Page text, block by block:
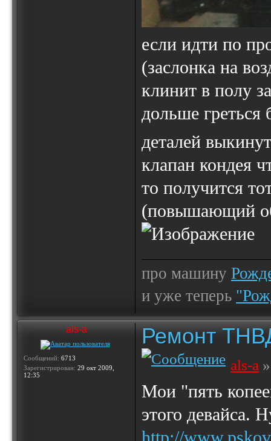
если идти по
(заслонка на
клинит в полу
дольше греться
деталей
клапан кондея
то получится
(повышающий
про машину
и уже теперь
als-a
Сообщений: 6713
Зарегистрирован: 29 окт 2009,
12:35
Ремонт
als-a
Мои "пять
этого девайса.